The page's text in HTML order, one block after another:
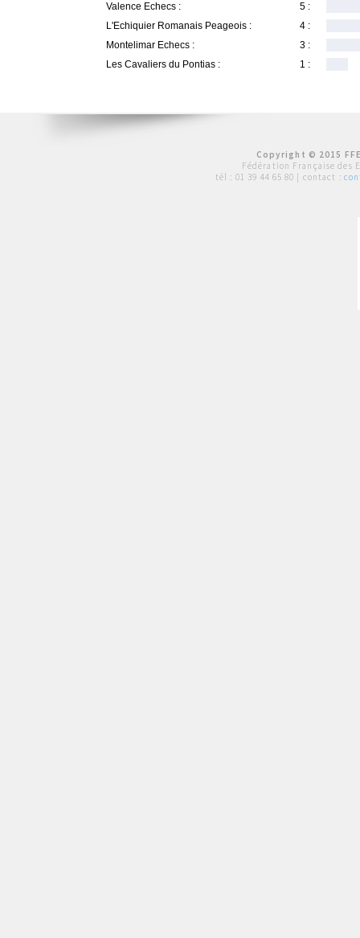
Valence Echecs :
5 :
L'Echiquier Romanais Peageois :
4 :
Montelimar Echecs :
3 :
Les Cavaliers du Pontias :
1 :
Copyright © 2015
Fédération Française des
tél : 01 39 44 65 80 | contact :